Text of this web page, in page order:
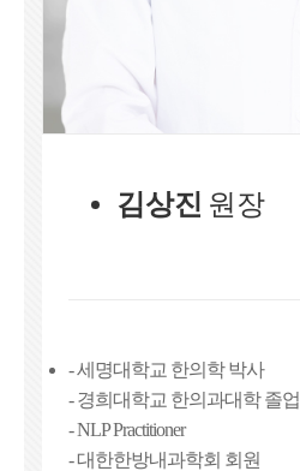
김상진 원장
- 세명대학교 한의학 박사
- 경희대학교 한의과대학 졸업
- NLP Practitioner
- 대한한방내과학회 회원